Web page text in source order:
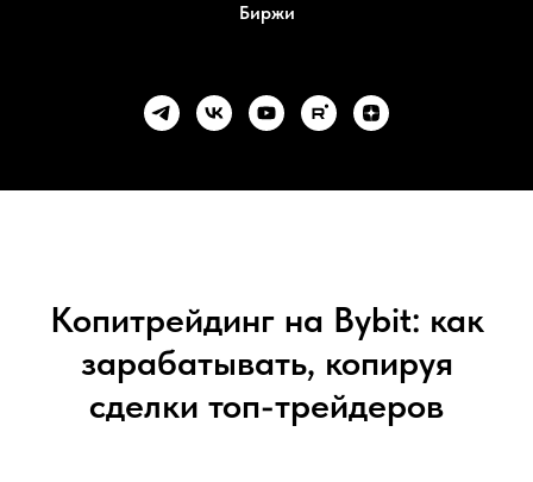
Биржи
Копитрейдинг на Bybit: как
зарабатывать, копируя
сделки топ-трейдеров